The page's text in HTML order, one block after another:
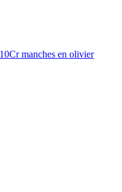
manches en olivier